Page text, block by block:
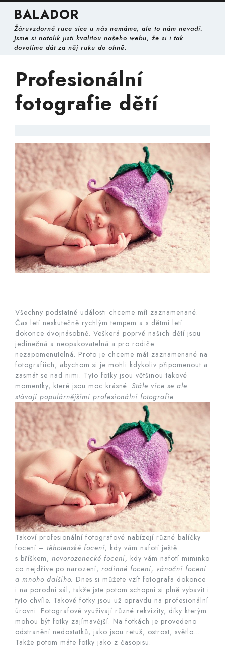
Skip
content
BALADOR
Žáruvzdorné ruce sice u nás nemáme, ale to nám nevadí.
Jsme si natolik jisti kvalitou našeho webu, že si i tak
dovolíme dát za něj ruku do ohně.
Profesionální
fotografie dětí
Všechny podstatné události chceme mít zaznamenané.
Čas letí neskutečně rychlým tempem a s dětmi letí
dokonce dvojnásobně. Veškerá poprvé našich dětí jsou
jedinečná a neopakovatelná a pro rodiče
nezapomenutelná. Proto je chceme mát zaznamenané na
fotografiích, abychom si je mohli kdykoliv připomenout a
zasmát se nad nimi. Tyto fotky jsou většinou takové
momentky, které jsou moc krásné. Stále více se ale
stávají populárnějšími profesionální fotografie.
Takoví profesionální fotografové nabízejí různé balíčky
focení – těhotenské focení, kdy vám nafotí ještě
s bříškem, novorozenecké focení, kdy vám nafotí miminko
co nejdříve po narození, rodinné focení, vánoční focení
a mnoho dalšího. Dnes si můžete vzít fotografa dokonce
i na porodní sál, takže jste potom schopní si plně vybavit i
tyto chvíle. Takové fotky jsou už opravdu na profesionální
úrovni. Fotografové využívají různé rekvizity, díky kterým
mohou být fotky zajímavější. Na fotkách je provedeno
odstranění nedostatků, jako jsou retuš, ostrost, světlo…
Takže potom máte fotky jako z časopisu.